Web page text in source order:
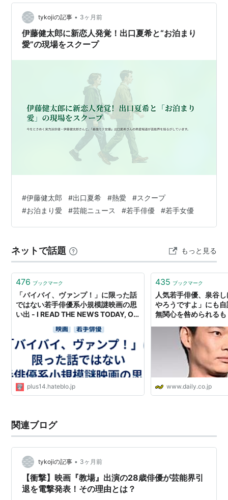
tykojiの記事 • 3ヶ月前
伊藤健太郎に新恋人発覚！出口夏希と“お泊まり
愛”の現場をスクープ
#伊藤健太郎 #出口夏希 #熱愛 #スクープ
#お泊まり愛 #芸能ニュース #若手俳優 #若手女優
ネットで話題 もっと見る
476 ブックマーク
「バイバイ、ヴァンプ！」に限った話
ではない若手俳優系小規模謎映画の思
い出 - I READ THE NEWS TODAY, OH
plus14.hateblo.jp
435 ブックマーク
人気若手俳優、泉谷
やろうですよ」にも
無関心を咎められる
ーツ online
www.daily.co.jp
関連ブログ
tykojiの記事 • 3ヶ月前
【衝撃】映画『教場』出演の28歳俳優が芸能界引
退を電撃発表！その理由とは？